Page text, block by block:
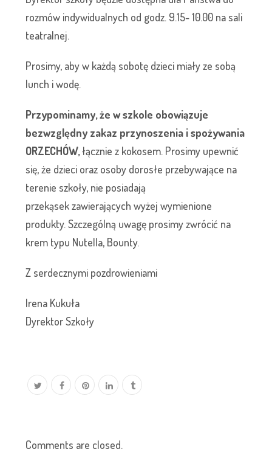
rozmów indywidualnych od godz. 9.15- 10.00 na sali
teatralnej.
Prosimy, aby w każdą sobotę dzieci miały ze sobą
lunch i wodę.
Przypominamy, że w szkole obowiązuje
bezwzględny zakaz przynoszenia i spożywania
ORZECHÓW,łącznie z kokosem. Prosimy upewnić
się, że dzieci oraz osoby dorosłe przebywające na
terenie szkoły, nie posiadają
przekąsek zawierających wyżej wymienione
produkty. Szczególną uwagę prosimy zwrócić na
krem typu Nutella, Bounty.
Z serdecznymi pozdrowieniami
Irena Kukuła
Dyrektor Szkoły
Comments are closed.